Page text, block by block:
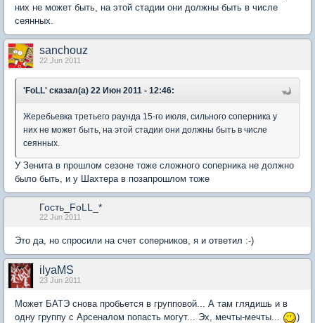
них не может быть, на этой стадии они должны быть в числе
сеянных.
sanchouz
22 Jun 2011
'FoLL' сказал(а) 22 Июн 2011 - 12:46:
Жеребьевка третьего раунда 15-го июля, сильного соперника у
них не может быть, на этой стадии они должны быть в числе
сеянных.
У Зенита в прошлом сезоне тоже сложного соперника не должно
было быть, и у Шахтера в позапрошлом тоже
Гость_FoLL_*
22 Jun 2011
Это да, но спросили на счет соперников, я и ответил :-)
ilyaMS
23 Jun 2011
Может БАТЭ снова пробьется в групповой... А там глядишь и в
одну группу с Арсеналом попасть могут... Эх, мечты-мечты...
)